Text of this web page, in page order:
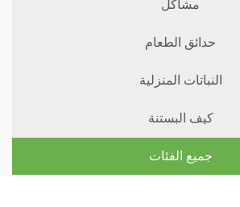
مشاكل
حدائق الطعام
النباتات المنزلية
كيف البستنة
جميع الفئات